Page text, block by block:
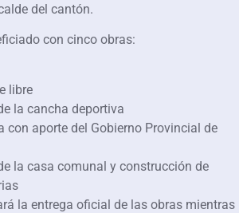
del cantón.
con cinco obras:
libre
la cancha deportiva
con aporte del Gobierno Provincial de
la casa comunal y construcción de
la entrega oficial de las obras mientras